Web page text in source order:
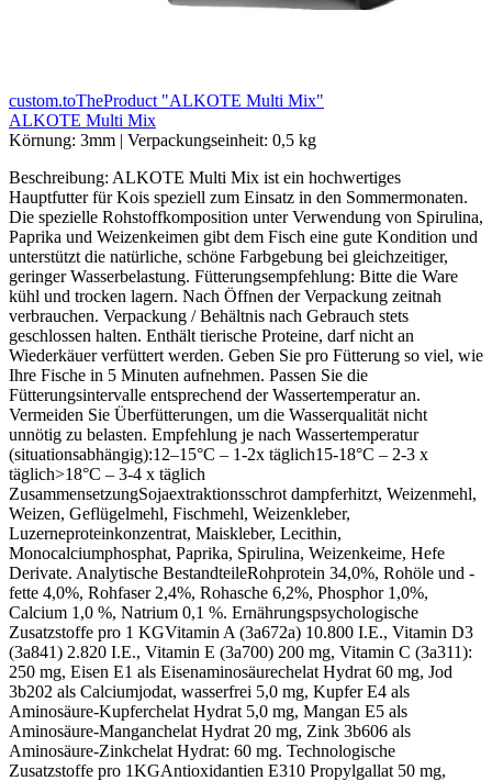
custom.toTheProduct "ALKOTE Multi Mix"
ALKOTE Multi Mix
Körnung: 3mm | Verpackungseinheit: 0,5 kg
Beschreibung: ALKOTE Multi Mix ist ein hochwertiges
Hauptfutter für Kois speziell zum Einsatz in den Sommermonaten.
Die spezielle Rohstoffkomposition unter Verwendung von Spirulina,
Paprika und Weizenkeimen gibt dem Fisch eine gute Kondition und
unterstützt die natürliche, schöne Farbgebung bei gleichzeitiger,
geringer Wasserbelastung. Fütterungsempfehlung: Bitte die Ware
kühl und trocken lagern. Nach Öffnen der Verpackung zeitnah
verbrauchen. Verpackung / Behältnis nach Gebrauch stets
geschlossen halten. Enthält tierische Proteine, darf nicht an
Wiederkäuer verfüttert werden. Geben Sie pro Fütterung so viel, wie
Ihre Fische in 5 Minuten aufnehmen. Passen Sie die
Fütterungsintervalle entsprechend der Wassertemperatur an.
Vermeiden Sie Überfütterungen, um die Wasserqualität nicht
unnötig zu belasten. Empfehlung je nach Wassertemperatur
(situationsabhängig):12–15°C – 1-2x täglich15-18°C – 2-3 x
täglich>18°C – 3-4 x täglich
ZusammensetzungSojaextraktionsschrot dampferhitzt, Weizenmehl,
Weizen, Geflügelmehl, Fischmehl, Weizenkleber,
Luzerneproteinkonzentrat, Maiskleber, Lecithin,
Monocalciumphosphat, Paprika, Spirulina, Weizenkeime, Hefe
Derivate. Analytische BestandteileRohprotein 34,0%, Rohöle und -
fette 4,0%, Rohfaser 2,4%, Rohasche 6,2%, Phosphor 1,0%,
Calcium 1,0 %, Natrium 0,1 %. Ernährungspsychologische
Zusatzstoffe pro 1 KGVitamin A (3a672a) 10.800 I.E., Vitamin D3
(3a841) 2.820 I.E., Vitamin E (3a700) 200 mg, Vitamin C (3a311):
250 mg, Eisen E1 als Eisenaminosäurechelat Hydrat 60 mg, Jod
3b202 als Calciumjodat, wasserfrei 5,0 mg, Kupfer E4 als
Aminosäure-Kupferchelat Hydrat 5,0 mg, Mangan E5 als
Aminosäure-Manganchelat Hydrat 20 mg, Zink 3b606 als
Aminosäure-Zinkchelat Hydrat: 60 mg. Technologische
Zusatzstoffe pro 1KGAntioxidantien E310 Propylgallat 50 mg,